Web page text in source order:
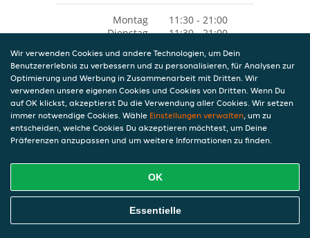
Montag
11:30 - 21:00
Dienstag
11:30 - 21:00
Donnerstag
11:30 - 21:00
Freitag
11:30 - 21:00
Samstag
12:00 - 21:00
Sonntag
12:00 - 21:00
Wir verwenden Cookies und andere Technologien, um Dein
Benutzererlebnis zu verbessern und zu personalisieren, für Analysen zur
Optimierung und Werbung in Zusammenarbeit mit Dritten. Wir
verwenden unsere eigenen Cookies und Cookies von Dritten. Wenn Du
auf OK klickst, akzeptierst Du die Verwendung aller Cookies. Wir setzen
immer notwendige Cookies. Wähle Einstellungen verwalten, um zu
entscheiden, welche Cookies Du akzeptieren möchtest, um Deine
Präferenzen anzupassen und um weitere Informationen zu finden.
OK
Essentielle